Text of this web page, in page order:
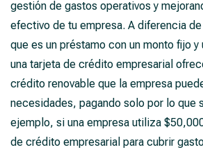
gestión de gastos operativos y
efectivo de tu empresa. A diferencia
que es un préstamo con un monto fijo
una tarjeta de crédito empresarial
crédito renovable que la empresa
necesidades, pagando solo por lo que
ejemplo, si una empresa utiliza
de crédito empresarial para cubrir